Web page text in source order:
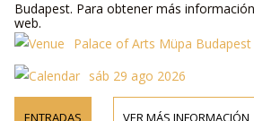
Budapest. Para obtener más
web.
Palace of Arts Müpa Budapest
sáb 29 ago 2026
ENTRADAS VER MÁS INFORMACIÓN